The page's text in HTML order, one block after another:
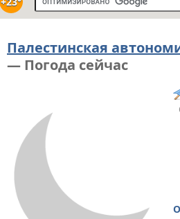
Палестинская
— Погода сейчас